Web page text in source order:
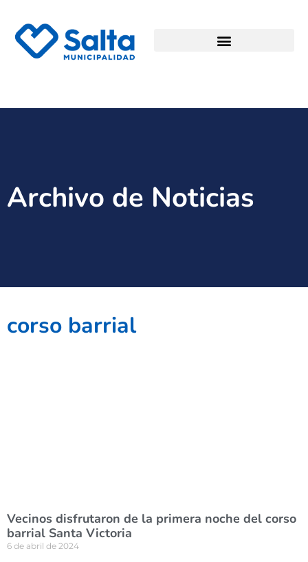
Archivo de Noticias
corso barrial
Vecinos disfrutaron de la primera noche del corso
barrial Santa Victoria
6 de abril de 2024